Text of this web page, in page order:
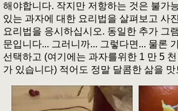
해야합니다. 작지만 저항하는 것은 불가
있는 과자에 대한 요리법을 살펴보고 사
요리법을 응시하십시오. 동일한 추가 그
문입니다... 그러니까... 그렇다면... 물론
선택하고 (여기에는 과자를위한 1 만 5
가 있습니다) 적어도 정말 달콤한 삶을 맛